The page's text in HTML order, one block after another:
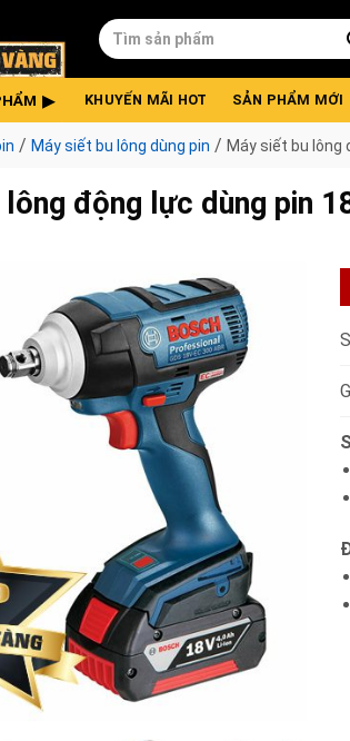
Tìm
kiếm:
KHUYẾN MÃI HOT SẢN PHẨM MỚI
/ Máy siết bu lông dùng pin / Máy siết bu lông
động lực dùng pin